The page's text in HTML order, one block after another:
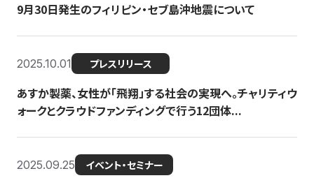
9月30日発生のフィリピン・セブ島沖地震について
2025.10.01 プレスリリース
あすか製薬、女性が「飛翔」する社会の実現へ。チャリティウ
ォークとクラウドファンディングで行う12団体...
2025.09.25 イベント・セミナー